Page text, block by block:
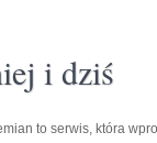
i dziś
to serwis, która